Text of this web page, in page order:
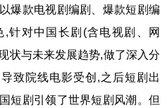
爆款电视剧编剧、爆款短剧编
针对中国长剧(含电视剧、网
状与未来发展趋势,做了深入分
致院线电影受创,之后短剧出
短剧引领了世界短剧风潮。但